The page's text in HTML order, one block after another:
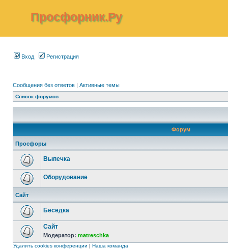
Просфорник.Ру
Вход Регистрация
Сообщения без ответов | Активные темы
Список форумов
Форум
Просфоры
Выпечка
Оборудование
Сайт
Беседка
Сайт
Модератор: matreschka
Удалить cookies конференции | Наша команда